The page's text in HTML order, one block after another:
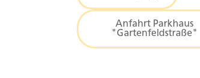
Anfahrt Parkhaus
"Gartenfeldstraße"